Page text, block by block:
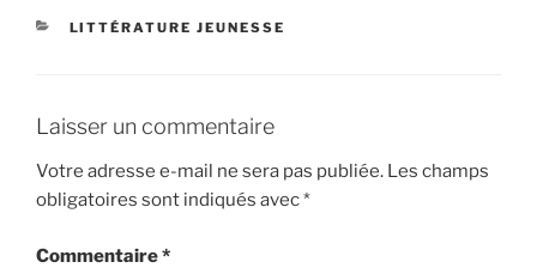
CATÉGORIES
LITTÉRATURE JEUNESSE
Laisser un commentaire
Votre adresse e-mail ne sera pas publiée. Les champs
obligatoires sont indiqués avec*
Commentaire*